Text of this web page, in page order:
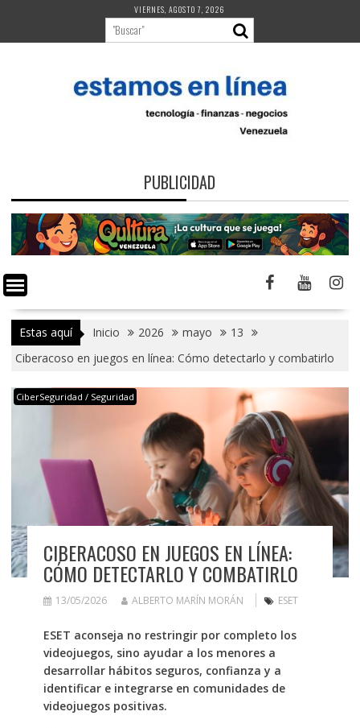
contenido
VIERNES, AGOSTO 7, 2026
PUBLICIDAD
Estas aquí Inicio 2026 mayo
13
Ciberacoso en juegos en línea: Cómo detectarlo y combatirlo
CiberSeguridad / Seguridad
CIBERACOSO EN JUEGOS EN LÍNEA:
CÓMO DETECTARLO Y COMBATIRLO
13/05/2026 ALBERTO MARÍN MORÁN ESET
ESET aconseja no restringir por completo los
videojuegos, sino ayudar a los menores a
desarrollar hábitos seguros, confianza y a
identificar e integrarse en comunidades de
videojuegos positivas.